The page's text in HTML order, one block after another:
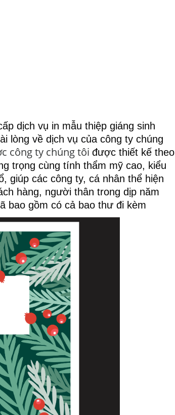
dịch vụ in mẫu thiệp giáng sinh
lòng về dịch vụ của công ty chúng
công ty chúng tôiđược thiết kế theo
trọng cùng tính thẩm mỹ cao, kiểu
giúp các công ty, cá nhân thể hiện
hàng, người thân trong dịp năm
bao gồm có cả bao thư đi kèm